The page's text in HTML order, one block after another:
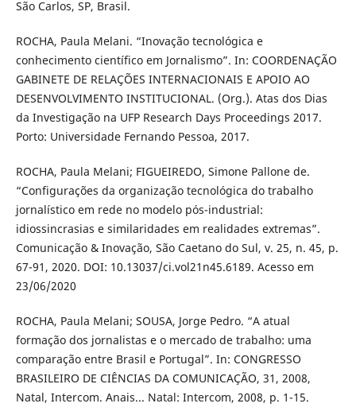
São Carlos, SP, Brasil.
ROCHA, Paula Melani. “Inovação tecnológica e
conhecimento científico em Jornalismo”. In: COORDENAÇÃO
GABINETE DE RELAÇÕES INTERNACIONAIS E APOIO AO
DESENVOLVIMENTO INSTITUCIONAL. (Org.). Atas dos Dias
da Investigação na UFP Research Days Proceedings 2017.
Porto: Universidade Fernando Pessoa, 2017.
ROCHA, Paula Melani; FIGUEIREDO, Simone Pallone de.
“Configurações da organização tecnológica do trabalho
jornalístico em rede no modelo pós-industrial:
idiossincrasias e similaridades em realidades extremas”.
Comunicação & Inovação, São Caetano do Sul, v. 25, n. 45, p.
67-91, 2020. DOI: 10.13037/ci.vol21n45.6189. Acesso em
23/06/2020
ROCHA, Paula Melani; SOUSA, Jorge Pedro. “A atual
formação dos jornalistas e o mercado de trabalho: uma
comparação entre Brasil e Portugal”. In: CONGRESSO
BRASILEIRO DE CIÊNCIAS DA COMUNICAÇÃO, 31, 2008,
Natal, Intercom. Anais... Natal: Intercom, 2008, p. 1-15.